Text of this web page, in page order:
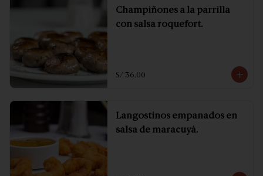
Champiñones a la parrilla
con salsa roquefort.
S/ 36.00
Langostinos empanados en
salsa de maracuyá.